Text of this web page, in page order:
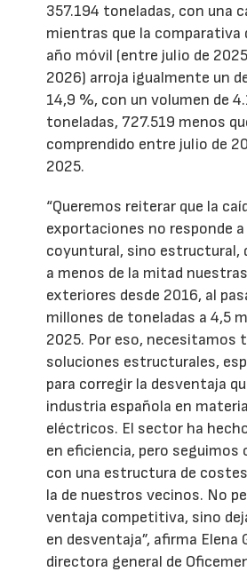
357.194 toneladas, con una
mientras que la comparativa
año móvil (entre julio de
2026) arroja igualmente un
14,9 %, con un volumen de
toneladas, 727.519 menos
comprendido entre julio de
2025.
“Queremos reiterar que la
exportaciones no responde
coyuntural, sino estructural,
a menos de la mitad
exteriores desde 2016, al
millones de toneladas a 4,5
2025. Por eso, necesitamos
soluciones estructurales,
para corregir la desventaja
industria española en
eléctricos. El sector ha
en eficiencia, pero seguimos
con una estructura de
la de nuestros vecinos. No
ventaja competitiva, sino
en desventaja”, afirma Elena
directora general de